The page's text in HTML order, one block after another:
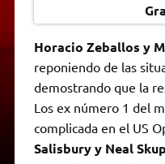
Horacio Zeballos y
reponiendo de las
demostrando que la
Los ex número 1 del
complicada en el US
Salisbury y Neal